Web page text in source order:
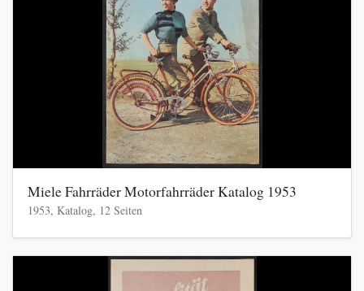
Miele Fahrräder Motorfahrräder Katalog 1953
1953, Katalog, 12 Seiten